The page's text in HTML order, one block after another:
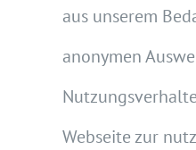
aus unserem
anonymen
Webseite zur